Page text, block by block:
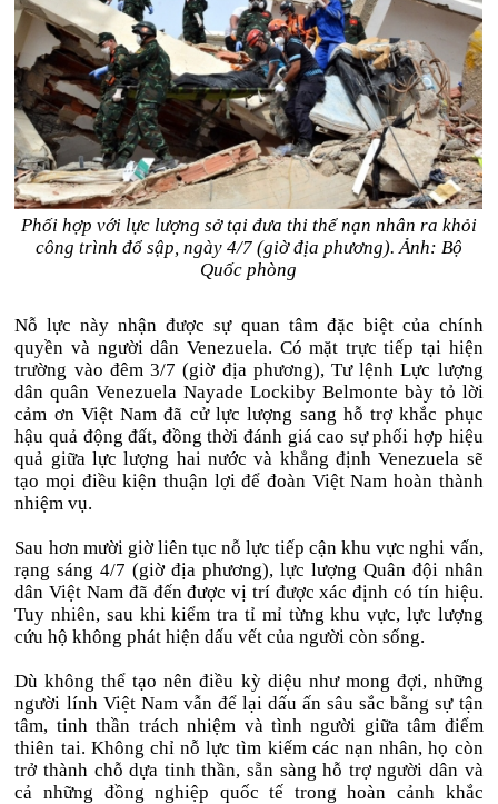
Phối hợp với lực lượng sở tại đưa thi thể nạn nhân ra khỏi
công trình đổ sập, ngày 4/7 (giờ địa phương). Ảnh: Bộ
Quốc phòng
Nỗ lực này nhận được sự quan tâm đặc biệt của chính
quyền và người dân Venezuela. Có mặt trực tiếp tại hiện
trường vào đêm 3/7 (giờ địa phương), Tư lệnh Lực lượng
dân quân Venezuela Nayade Lockiby Belmonte bày tỏ lời
cảm ơn Việt Nam đã cử lực lượng sang hỗ trợ khắc phục
hậu quả động đất, đồng thời đánh giá cao sự phối hợp hiệu
quả giữa lực lượng hai nước và khẳng định Venezuela sẽ
tạo mọi điều kiện thuận lợi để đoàn Việt Nam hoàn thành
nhiệm vụ.
Sau hơn mười giờ liên tục nỗ lực tiếp cận khu vực nghi vấn,
rạng sáng 4/7 (giờ địa phương), lực lượng Quân đội nhân
dân Việt Nam đã đến được vị trí được xác định có tín hiệu.
Tuy nhiên, sau khi kiểm tra tỉ mỉ từng khu vực, lực lượng
cứu hộ không phát hiện dấu vết của người còn sống.
Dù không thể tạo nên điều kỳ diệu như mong đợi, những
người lính Việt Nam vẫn để lại dấu ấn sâu sắc bằng sự tận
tâm, tinh thần trách nhiệm và tình người giữa tâm điểm
thiên tai. Không chỉ nỗ lực tìm kiếm các nạn nhân, họ còn
trở thành chỗ dựa tinh thần, sẵn sàng hỗ trợ người dân và
cả những đồng nghiệp quốc tế trong hoàn cảnh khắc